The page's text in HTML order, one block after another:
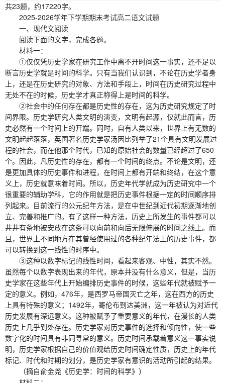
共23题，约17220字。
2025-2026学年下学期期末考试高二语文试题
一、现代文阅读
阅读下面的文字，完成各题。
材料一：
①仅仅凭历史学家在研究工作中离不开时间这一事实，还不足以
断言历史学就是时间的科学。只有当我们认识到，不论在历史学者身
上，还是在历史研究的对象、方法和手段上，时间在历史研究过程中
无处不在的时候，历史学才真正称得上是时间的科学。
②社会中的任何存在都是历史性的存在，这为历史研究规定了时
间界限。历史学研究人类文明的演变，文明有起源，仅就此而言，历
史必然有一个时间上的开端。同时，自有人类以来，世界上有无数的
文明起起落落，英国著名历史学家汤因比列举了21个具有文明发展过
程的社会，而在他那个时代，已知的原始社会的数量已经超过了650
个。因此，凡历史性的存在，都有一个时间的终点。不论是文明，还
是更加具体的历史事件和进程，在时间上都有开端和终结，在这个意
义上，历史就意味着时间。所以，历史年代学就成为历史研究中一个
很重要的辅助学科，它的作用就是把历史事件根据一定的时间顺序排
列起来。目前流行的公元纪年方法，是在中世纪到近代初期逐渐地创
立、完善和推广的。有了这样一种方法，历史上所发生的事件都可以
井井有条地被安放在这条可以向前和向后无限伸展的时间之线上。而
且，世界上不同地方在其曾经使用过的各种纪年法上的历史事件，都
可以转换到这一线性的时序中。
③这种以数字标记的线性时间，看起来客观、中性，其实不然。
虽然每个以数字表现出来的年代，原本并没有什么意义，但是，当历
史学家在这些年代上开始编排历史事件的时候，这些年代就被赋予一
定的意义。例如，476年，是西罗马帝国灭亡之年，这在西方的历史
上具有特殊的意义；1492年，哥伦布到达美洲，这一年被认为对近代
历史发展有深远意义。这种被赋予了重要意义的年代，在漫长的人类
历史上几乎到处存在。历史学家对历史事件的选择和倾向性，使一些
数字化的时间具有非同寻常的意义。历史时间承载着意义这一事实说
明，历史学家根据自己的价值观给历史时间确定性质，历史上的年代
标记、时代和时期的划分，是历史学家有意识的活动所引起的结果。
（摘自俞金尧《历史学：时间的科学》）